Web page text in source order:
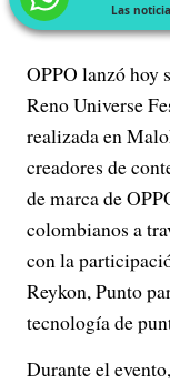
Las
OPPO lanzó hoy
Reno Universe
realizada en
creadores de
de marca de
colombianos a
con la
Reykon, Punto
tecnología de
Durante el